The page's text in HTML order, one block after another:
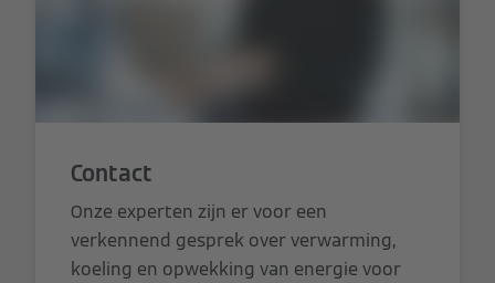
Contact
Onze experten zijn er voor een
verkennend gesprek over verwarming,
koeling en opwekking van energie voor